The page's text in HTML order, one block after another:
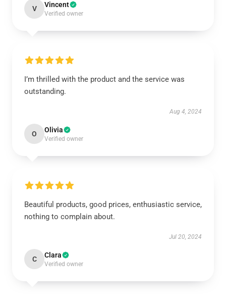
V Vincent
Verified owner
I’m thrilled with the product and the service was
outstanding.
Aug 4, 2024
O Olivia
Verified owner
Beautiful products, good prices, enthusiastic service,
nothing to complain about.
Jul 20, 2024
C Clara
Verified owner